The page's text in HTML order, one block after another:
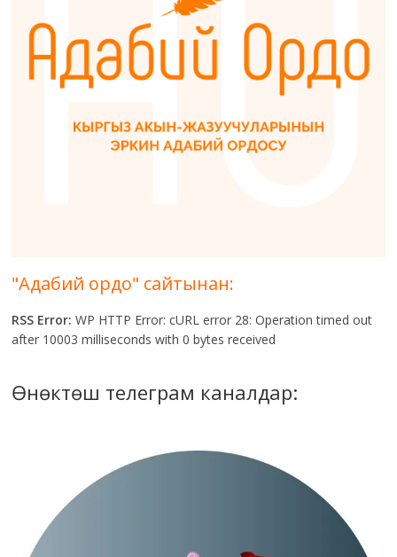
"Адабий ордо" сайтынан:
RSS Error: WP HTTP Error: cURL error 28: Operation timed out
after 10003 milliseconds with 0 bytes received
Өнөктөш телеграм каналдар: